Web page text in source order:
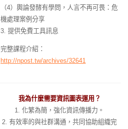
（4）輿論發酵有學問，人言不再可畏：危
機處理案例分享
3. 提供免費工具訊息
完整課程介紹：
http://npost.tw/archives/32641
我為什麼需要資訊圖表運用？
1. 化繁為簡，強化資訊傳播力。
2. 有效率的與社群溝通，共同協助組織完